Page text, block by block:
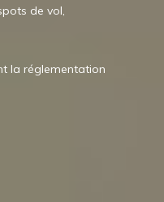
de vol,
la réglementation